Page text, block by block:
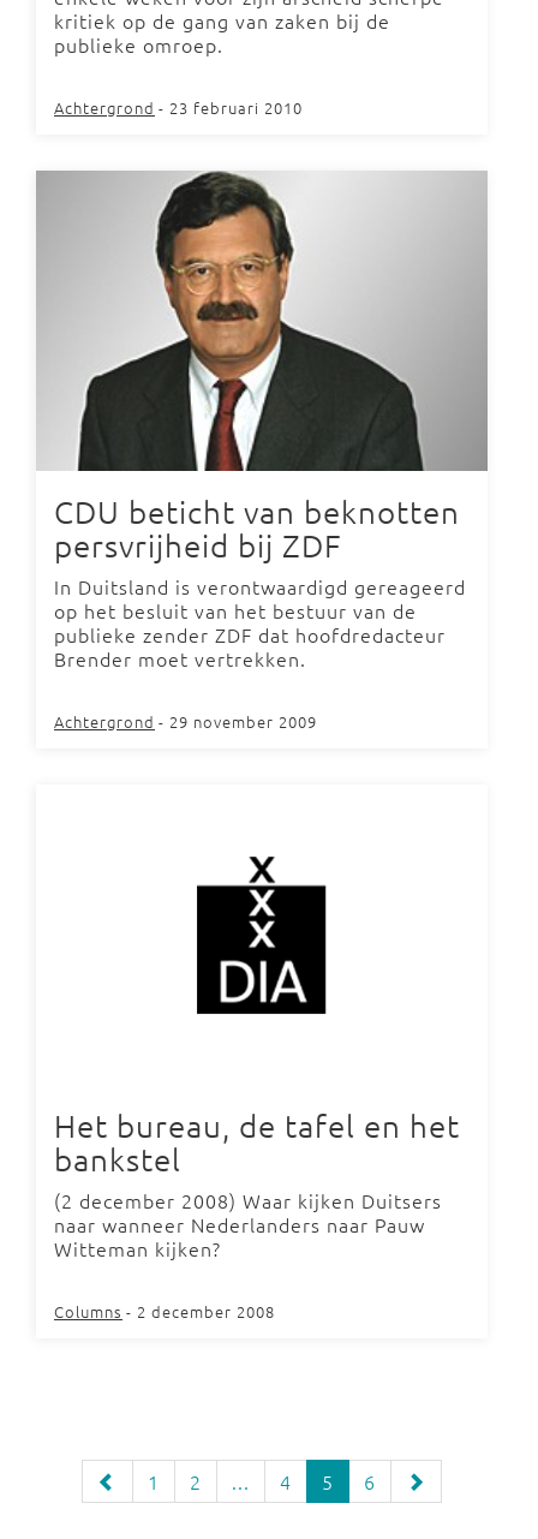
kritiek op de gang van zaken bij de
publieke omroep.
Achtergrond - 23 februari 2010
CDU beticht van beknotten
persvrijheid bij ZDF
In Duitsland is verontwaardigd gereageerd
op het besluit van het bestuur van de
publieke zender ZDF dat hoofdredacteur
Brender moet vertrekken.
Achtergrond - 29 november 2009
Het bureau, de tafel en het
bankstel
(2 december 2008) Waar kijken Duitsers
naar wanneer Nederlanders naar Pauw
Witteman kijken?
Columns - 2 december 2008
1 2 ... 4 5 6